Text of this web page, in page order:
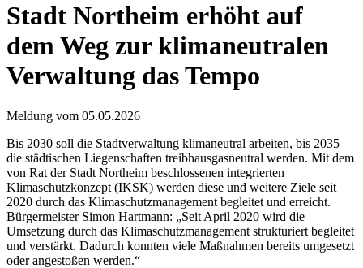
Stadt Northeim erhöht auf
dem Weg zur klimaneutralen
Verwaltung das Tempo
Meldung vom 05.05.2026
Bis 2030 soll die Stadtverwaltung klimaneutral arbeiten, bis 2035
die städtischen Liegenschaften treibhausgasneutral werden. Mit dem
von Rat der Stadt Northeim beschlossenen integrierten
Klimaschutzkonzept (IKSK) werden diese und weitere Ziele seit
2020 durch das Klimaschutzmanagement begleitet und erreicht.
Bürgermeister Simon Hartmann: „Seit April 2020 wird die
Umsetzung durch das Klimaschutzmanagement strukturiert begleitet
und verstärkt. Dadurch konnten viele Maßnahmen bereits umgesetzt
oder angestoßen werden.“